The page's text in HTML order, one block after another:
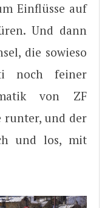
Einflüsse auf
Und dann
die sowieso
noch feiner
von ZF
runter, und der
und los, mit